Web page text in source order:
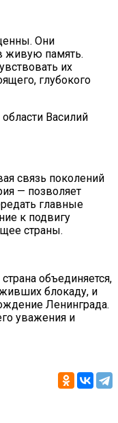
Они
живую память.
их
глубокого
Василий
связь поколений
— позволяет
главные
к подвигу
страны.
объединяется,
блокаду, и
Ленинграда.
уважения и